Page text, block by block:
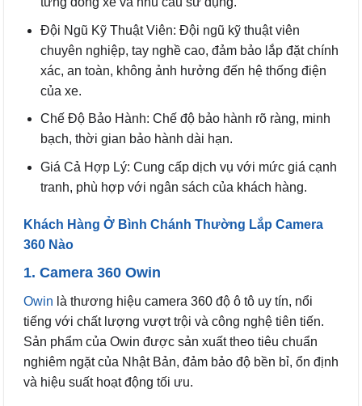
Đội Ngũ Kỹ Thuật Viên: Đội ngũ kỹ thuật viên
chuyên nghiệp, tay nghề cao, đảm bảo lắp đặt chính
xác, an toàn, không ảnh hưởng đến hệ thống điện
của xe.
Chế Độ Bảo Hành: Chế độ bảo hành rõ ràng, minh
bạch, thời gian bảo hành dài hạn.
Giá Cả Hợp Lý: Cung cấp dịch vụ với mức giá cạnh
tranh, phù hợp với ngân sách của khách hàng.
Khách Hàng Ở Bình Chánh Thường Lắp Camera
360 Nào
1. Camera 360 Owin
Owin là thương hiệu camera 360 độ ô tô uy tín, nổi
tiếng với chất lượng vượt trội và công nghệ tiên tiến.
Sản phẩm của Owin được sản xuất theo tiêu chuẩn
nghiêm ngặt của Nhật Bản, đảm bảo độ bền bỉ, ổn định
và hiệu suất hoạt động tối ưu.